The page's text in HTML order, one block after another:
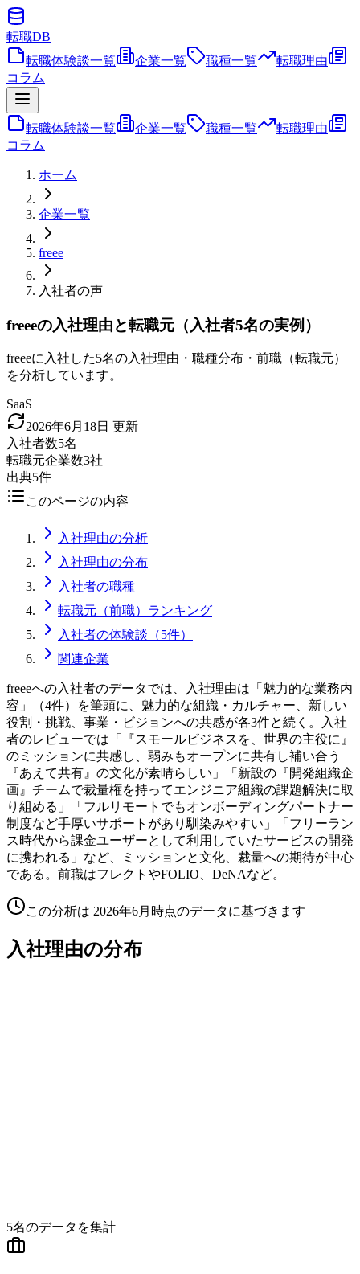
転職DB
転職体験談一覧
企業一覧 職種一覧
転職理由
コラム
転職体験談一覧 企業一覧 職種一覧
転職理由
コラム
ホーム
企業一覧
freee
入社者の声
freeeの入社理由と転職元（入社者5名の実例）
freeeに入社した5名の入社理由・職種分布・前職（転職元）
を分析しています。
SaaS
2026年6月18日 更新
入社者数5名
転職元企業数3社
出典5件
このページの内容
入社理由の分析
入社理由の分布
入社者の職種
転職元（前職）ランキング
入社者の体験談（5件）
関連企業
freeeへの入社者のデータでは、入社理由は「魅力的な業務内
容」（4件）を筆頭に、魅力的な組織・カルチャー、新しい
役割・挑戦、事業・ビジョンへの共感が各3件と続く。入社
者のレビューでは「『スモールビジネスを、世界の主役に』
のミッションに共感し、弱みもオープンに共有し補い合う
『あえて共有』の文化が素晴らしい」「新設の『開発組織企
画』チームで裁量権を持ってエンジニア組織の課題解決に取
り組める」「フルリモートでもオンボーディングパートナー
制度など手厚いサポートがあり馴染みやすい」「フリーラン
ス時代から課金ユーザーとして利用していたサービスの開発
に携われる」など、ミッションと文化、裁量への期待が中心
である。前職はフレクトやFOLIO、DeNAなど。
この分析は 2026年6月 時点のデータに基づきます
入社理由の分布
5名のデータを集計